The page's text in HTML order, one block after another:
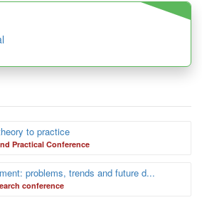
to practice
Practical Conference
problems, trends and future d...
conference